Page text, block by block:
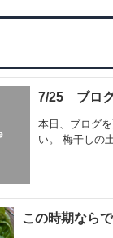
7/25 ブロ
本日、ブログ
い。 梅干しの
この時期なら